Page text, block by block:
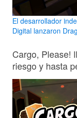
El desarrollador
Digital lanzaron
Cargo, Please!
riesgo y hasta